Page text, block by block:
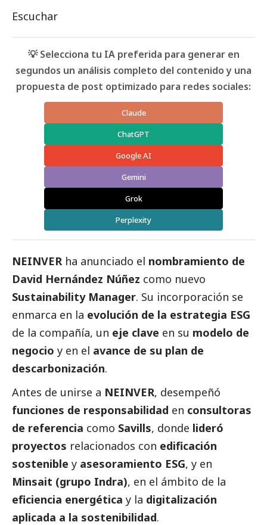
Escuchar
💡 Selecciona tu IA preferida para generar en
segundos un análisis completo del contenido y una
propuesta de post optimizado para redes sociales:
Claude
ChatGPT
Google AI
Gemini
Grok
Perplexity
NEINVER ha anunciado el nombramiento de
David Hernández Núñez como nuevo
Sustainability Manager. Su incorporación se
enmarca en la evolución de la estrategia ESG
de la compañía, un eje clave en su modelo de
negocio y en el avance de su plan de
descarbonización.
Antes de unirse a NEINVER, desempeñó
funciones de responsabilidad en consultoras
de referencia como Savills, donde lideró
proyectos relacionados con edificación
sostenible y asesoramiento ESG, y en
Minsait (grupo Indra), en el ámbito de la
eficiencia energética y la digitalización
aplicada a la sostenibilidad.